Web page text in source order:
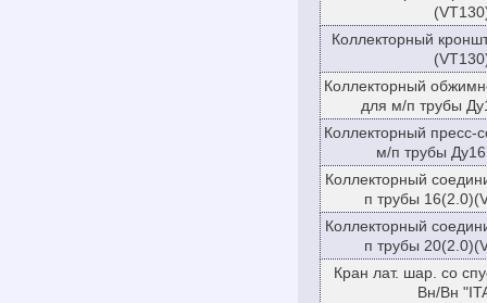
Коллекторный
Коллекторный
для м/п трубы
Коллекторный пресс-
м/п трубы
Коллекторный
п трубы
Коллекторный
п трубы
Кран лат. шар. со
Вн/Вн